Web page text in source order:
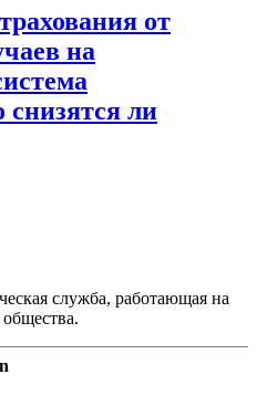
от
на
снизятся ли
служба, работающая на